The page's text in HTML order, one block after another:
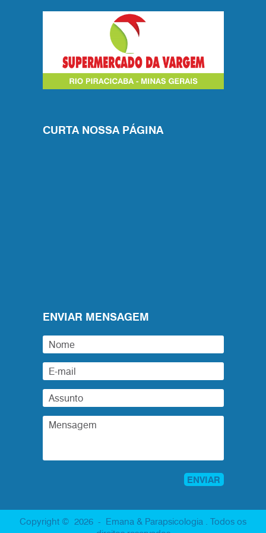
CURTA NOSSA PÁGINA
ENVIAR MENSAGEM
Copyright © 2026 - Emana & Parapsicologia . Todos os